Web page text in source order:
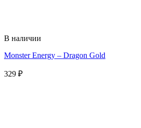
В наличии
Monster Energy – Dragon Gold
329 ₽